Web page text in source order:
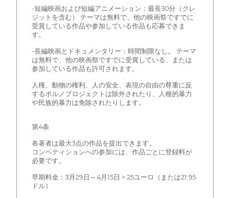
-短編映画および短編アニメーション：最長30分（クレ
ジットを含む） テーマは無料で、他の映画祭ですでに
受賞している作品や参加している作品も応募できま
す。
-長編映画とドキュメンタリー：時間制限なし。 テーマ
は無料で、他の映画祭ですでに受賞している、または
参加している作品も許可されます。
人権、動物の権利、人の安全、表現の自由の尊重に反
するポルノプロジェクトは除外されたり、人種的暴力
や民族的暴力は免除されたりします。
第4条
各著者は最大3点の作品を提出できます。
コンペティションへの参加には、作品ごとに登録料が
必要です。
早期料金：3月29日～4月15日 > 25ユーロ（または21.95
ドル）